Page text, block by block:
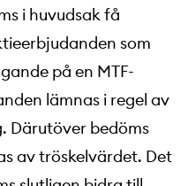
i huvudsak få
som
på en MTF-
lämnas i regel av
Därutöver bedöms
av tröskelvärdet. Det